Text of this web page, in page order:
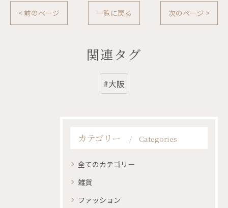
< 前のページ 一覧に戻る 次のページ >
関連タグ
#大阪
カテゴリー Categories
全てのカテゴリー
雑貨
ファッション